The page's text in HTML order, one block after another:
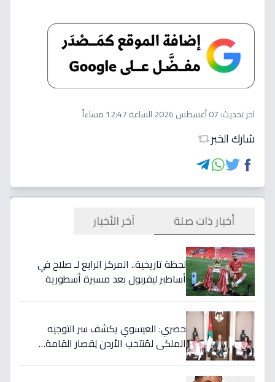
اخر تحديث:07 أغسطس 2026 الساعة 12:47 مساءاً
شارك الخبر
أخبار ذات صلة آخر الأخبار
لحظة تاريخية.. المركز الرابع لـ صلاح في
أساطير ليفربول بعد مسيرة أسطورية
حصري: العيسوي يكشف سر التوجيه
الملكي لمُنتخب الأردن لِقصار القامة…